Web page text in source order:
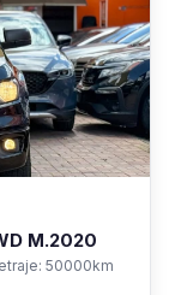
M.2020
50000km